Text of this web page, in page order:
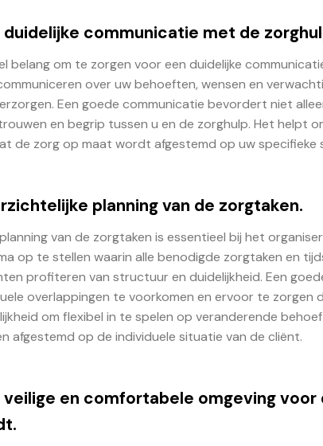
duidelijke communicatie met de
belang om te zorgen voor een duidelijke
over uw behoeften, wensen en
Een goede communicatie bevordert niet
en begrip tussen u en de zorghulp. Het helpt
de zorg op maat wordt afgestemd op uw specifieke
planning van de zorgtaken.
van de zorgtaken is essentieel bij het
op te stellen waarin alle benodigde zorgtaken en
profiteren van structuur en duidelijkheid. Een
overlappingen te voorkomen en ervoor te zorgen
om flexibel in te spelen op veranderende
afgestemd op de individuele situatie van de cliënt.
veilige en comfortabele omgeving voor